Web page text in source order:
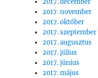
2017. december
2017. november
2017. október
2017. szeptember
2017. augusztus
2017. július
2017. június
2017. május